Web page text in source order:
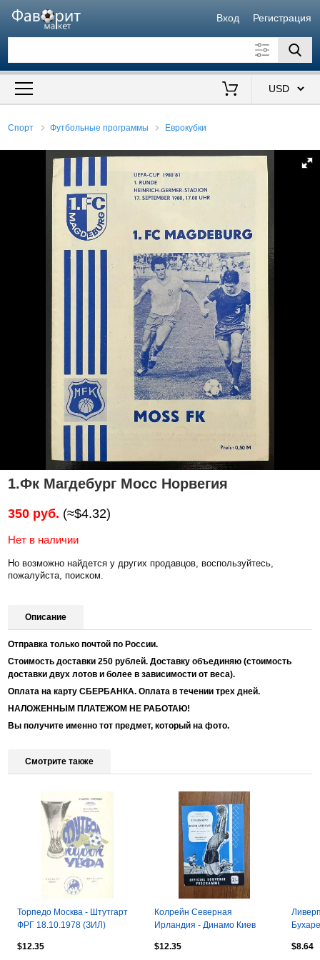
Вход Регистрация
Искать также в описании
Спорт Футбольные программы Еврокубки
1.Фк Магдебург Мосс Норвегия
350 руб. (≈$4.32)
Нет в наличии
Но возможно найдется у других продавцов, воспользуйтесь,
пожалуйста, поиском.
Описание
Отправка только почтой по России.
Стоимость доставки 250 рублей. Доставку объединяю (стоимость
доставки двух лотов и более в зависимости от веса).
Оплата на карту СБЕРБАНКА. Оплата в течении трех дней.
НАЛОЖЕННЫМ ПЛАТЕЖОМ НЕ РАБОТАЮ!
Вы получите именно тот предмет, который на фото.
Смотрите также
Торпедо Москва - Штутгарт
ФРГ 18.10.1978 (ЗИЛ)
$12.35
Колрейн Северная
Ирландия - Динамо Киев
$12.35
$8.64